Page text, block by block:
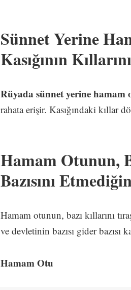
Sünnet Yerine
Kasığının
Rüyada sünnet yerine hamam
rahata erişir. Kasığındaki kıllar
Hamam Otunun,
Bazısını
Hamam otunun, bazı kıllarını
ve devletinin bazısı gider bazısı
Hamam Otu